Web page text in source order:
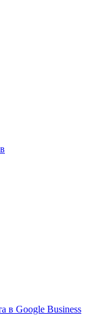
в Google Business